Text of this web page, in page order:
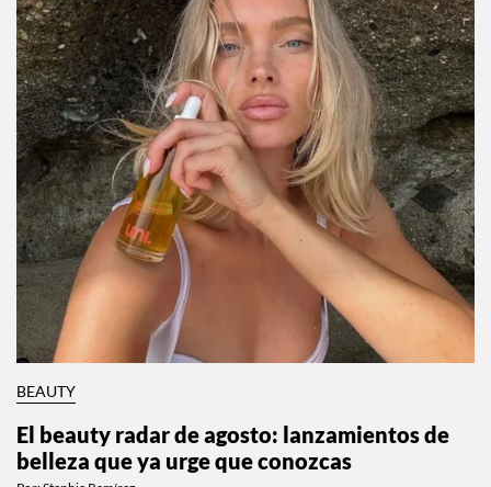
BEAUTY
El beauty radar de agosto: lanzamientos de
belleza que ya urge que conozcas